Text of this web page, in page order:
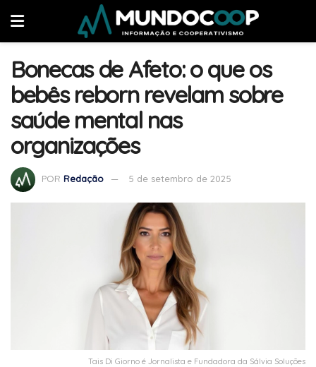
Bonecas de Afeto: o que os
bebês reborn revelam sobre
saúde mental nas
organizações
POR Redação 5 de setembro de 2025
Tais Di Giorno é Jornalista e Fundadora da Sálvia Soluções